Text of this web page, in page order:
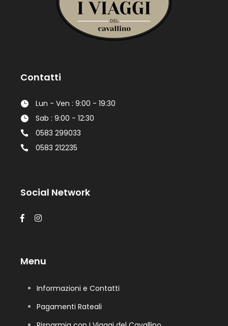
Contatti
Lun - Ven : 9:00 - 19:30
Sab : 9:00 - 12:30
0583 299033
0583 212235
Social Network
Menu
Informazioni e Contatti
Pagamenti Rateali